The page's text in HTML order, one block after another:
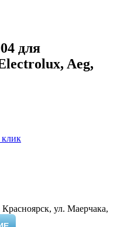
для
Aeg,
Красноярск, ул. Маерчака,